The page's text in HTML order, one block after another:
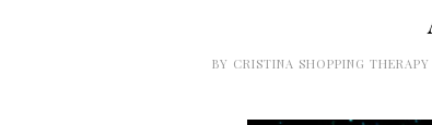
BY CRISTINA SHOPPING THERAPY